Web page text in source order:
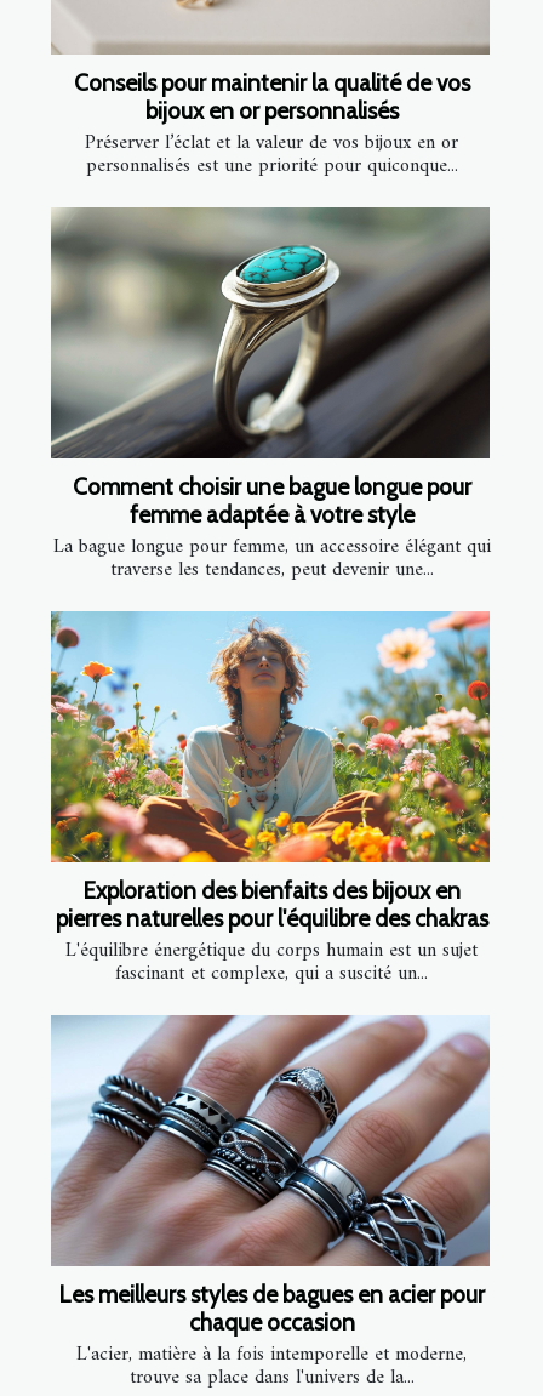
Conseils pour maintenir la qualité de vos
bijoux en or personnalisés
Préserver l’éclat et la valeur de vos bijoux en or
personnalisés est une priorité pour quiconque...
Comment choisir une bague longue pour
femme adaptée à votre style
La bague longue pour femme, un accessoire élégant qui
traverse les tendances, peut devenir une...
Exploration des bienfaits des bijoux en
pierres naturelles pour l'équilibre des chakras
L'équilibre énergétique du corps humain est un sujet
fascinant et complexe, qui a suscité un...
Les meilleurs styles de bagues en acier pour
chaque occasion
L'acier, matière à la fois intemporelle et moderne,
trouve sa place dans l'univers de la...